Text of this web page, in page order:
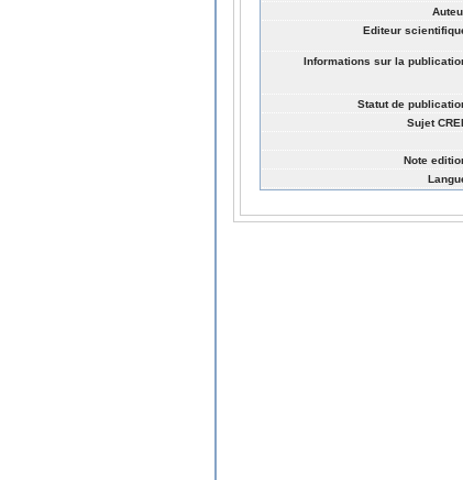
Editeur
Informations sur la
Statut de
Sujet
Note